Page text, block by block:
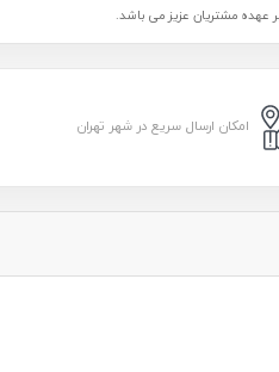
عهده مشتریان عزیز می باشد.
امکان ارسال سریع در شهر تهران